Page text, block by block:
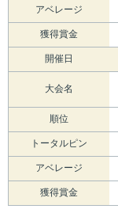
アベレージ
獲得賞金
開催日
大会名
順位
トータルピン
アベレージ
獲得賞金